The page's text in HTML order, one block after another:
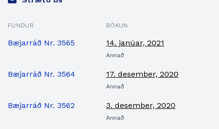
FUNDUR BÓKUN
Bæjarráð Nr. 3565 14. janúar, 2021
Annað
Bæjarráð Nr. 3564 17. desember, 2020
Annað
Bæjarráð Nr. 3562 3. desember, 2020
Annað